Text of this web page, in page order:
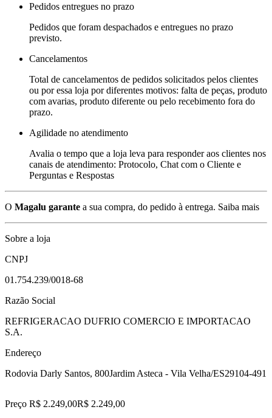
Pedidos entregues no prazo
Pedidos que foram despachados e entregues no prazo
previsto.
Cancelamentos
Total de cancelamentos de pedidos solicitados pelos clientes
ou por essa loja por diferentes motivos: falta de peças, produto
com avarias, produto diferente ou pelo recebimento fora do
prazo.
Agilidade no atendimento
Avalia o tempo que a loja leva para responder aos clientes nos
canais de atendimento: Protocolo, Chat com o Cliente e
Perguntas e Respostas
O Magalu garante a sua compra, do pedido à entrega. Saiba mais
Sobre a loja
CNPJ
01.754.239/0018-68
Razão Social
REFRIGERACAO DUFRIO COMERCIO E IMPORTACAO
S.A.
Endereço
Rodovia Darly Santos, 800Jardim Asteca - Vila Velha/ES29104-491
Preço R$ 2.249,00R$ 2.249,00